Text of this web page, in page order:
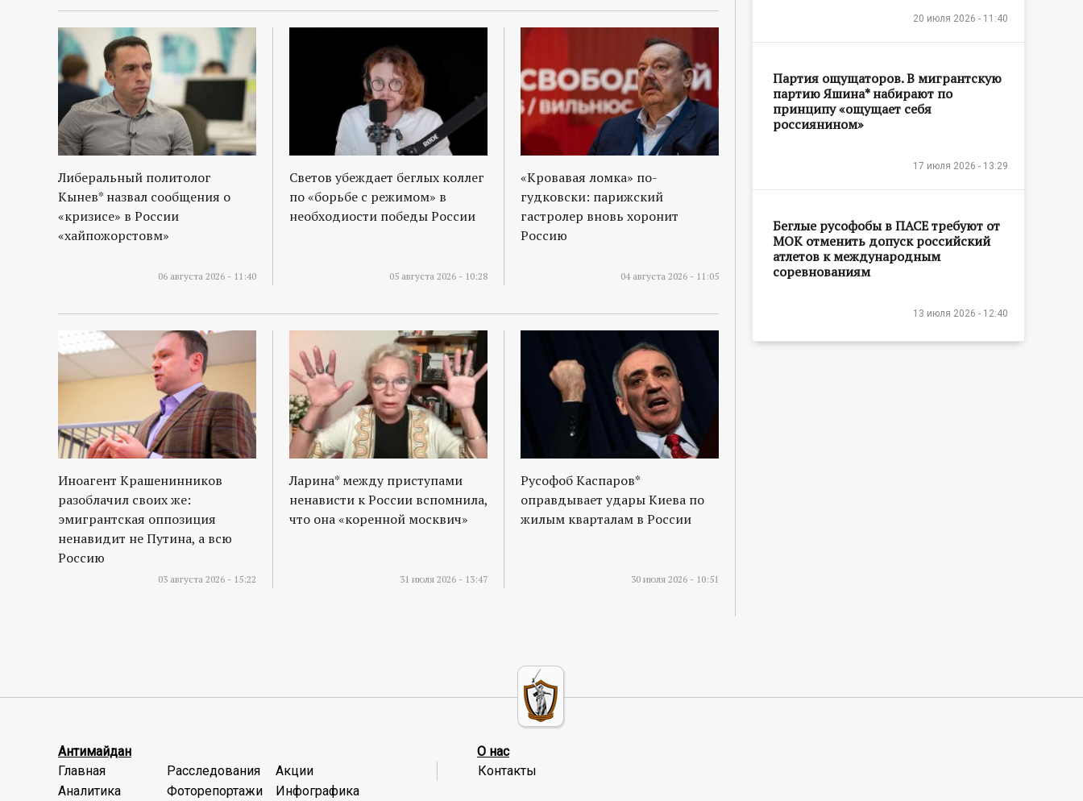
Либеральный политолог
Кынев* назвал сообщения о
«кризисе» в России
«хайпожорстовм»
06 августа 2026 - 11:40
Светов убеждает беглых коллег
по «борьбе с режимом» в
необходиости победы России
05 августа 2026 - 10:28
«Кровавая ломка» по-
гудковски: парижский
гастролер вновь хоронит
Россию
04 августа 2026 - 11:05
Иноагент Крашенинников
разоблачил своих же:
эмигрантская оппозиция
ненавидит не Путина, а всю
Россию
03 августа 2026 - 15:22
Ларина* между приступами
ненависти к России вспомнила,
что она «коренной москвич»
31 июля 2026 - 13:47
Русофоб Каспаров*
оправдывает удары Киева по
жилым кварталам в России
30 июля 2026 - 10:51
20 июля 2026 - 11:40
Партия ощущаторов. В мигрантскую
партию Яшина* набирают по
принципу «ощущает себя
россиянином»
17 июля 2026 - 13:29
Беглые русофобы в ПАСЕ требуют от
МОК отменить допуск российский
атлетов к международным
соревнованиям
13 июля 2026 - 12:40
Антимайдан
Главная
Расследования
Акции
Аналитика
Фоторепортажи Инфографика
О нас
Контакты